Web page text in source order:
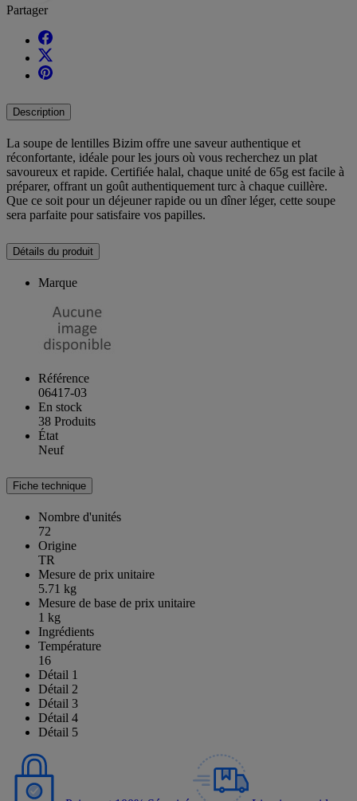
Partager
Description
La soupe de lentilles Bizim offre une saveur authentique et
réconfortante, idéale pour les jours où vous recherchez un plat
savoureux et rapide. Certifiée halal, chaque unité de 65g est facile à
préparer, offrant un goût authentiquement turc à chaque cuillère.
Que ce soit pour un déjeuner rapide ou un dîner léger, cette soupe
sera parfaite pour satisfaire vos papilles.
Détails du produit
Marque
Référence
06417-03
En stock
38 Produits
État
Neuf
Fiche technique
Nombre d'unités
72
Origine
TR
Mesure de prix unitaire
5.71 kg
Mesure de base de prix unitaire
1 kg
Ingrédients
Température
16
Détail 1
Détail 2
Détail 3
Détail 4
Détail 5